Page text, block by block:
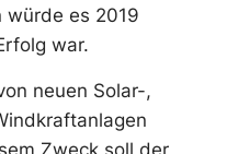
würde es 2019
war.
neuen Solar-,
Zweck soll der